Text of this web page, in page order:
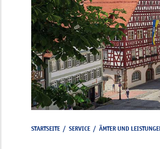
STARTSEITE / SERVICE / ÄMTER UND